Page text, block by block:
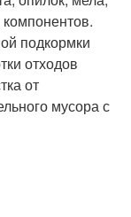
подкормки
отходов
от
мусора с